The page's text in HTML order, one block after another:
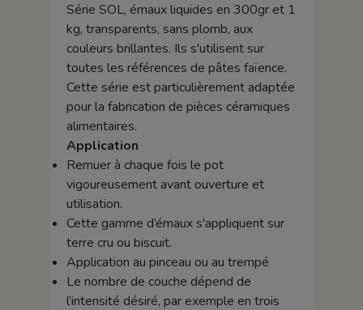
Série SOL, émaux liquides en 300gr et 1
kg, transparents, sans plomb, aux
couleurs brillantes. Ils s'utilisent sur
toutes les références de pâtes faïence.
Cette série est particulièrement adaptée
pour la fabrication de pièces céramiques
alimentaires.
Application
Remuer à chaque fois le pot
vigoureusement avant ouverture et
utilisation.
Cette gamme d’émaux s'appliquent sur
terre cru ou biscuit.
Application au pinceau ou au trempé
Le nombre de couche dépend de
l’intensité désiré, par exemple en trois